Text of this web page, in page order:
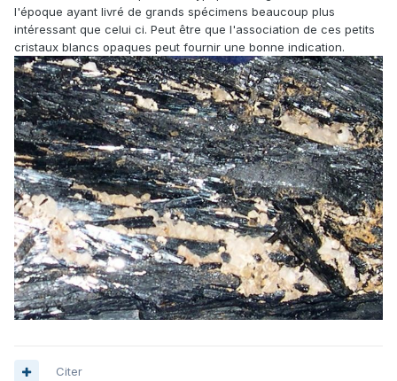
l'époque ayant livré de grands spécimens beaucoup plus
intéressant que celui ci. Peut être que l'association de ces petits
cristaux blancs opaques peut fournir une bonne indication.
Citer